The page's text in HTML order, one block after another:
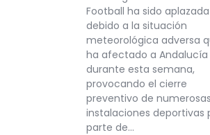
Football ha sido aplazada
debido a la situación
meteorológica adversa
ha afectado a Andalucía
durante esta semana,
provocando el cierre
preventivo de numerosas
instalaciones deportivas
parte de…